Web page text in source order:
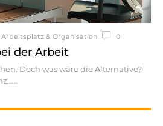
Arbeitsplatz & Organisation 0
der Arbeit
Doch was wäre die Alternative?